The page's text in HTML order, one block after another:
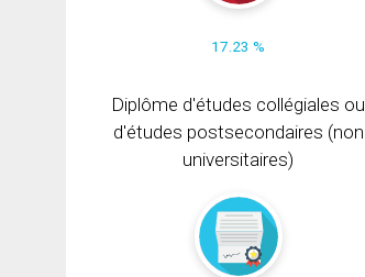
17.23 %
Diplôme d'études collégiales ou
d'études postsecondaires (non
universitaires)